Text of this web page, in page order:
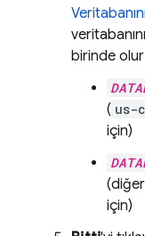
birinde
( us-
için)
için)